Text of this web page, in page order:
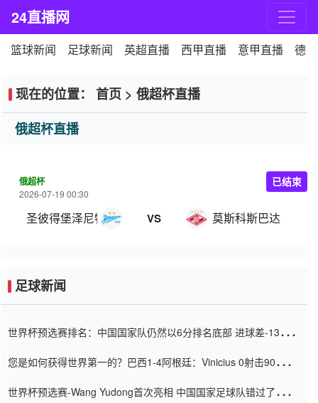
24直播网
篮球新闻 足球新闻 英超直播 西甲直播 意甲直播 德
现在的位置： 首页 > 俄超杯直播
俄超杯直播
俄超杯
2026-07-19 00:30
圣彼得堡泽尼特 VS 莫斯科斯巴达
已结束
足球新闻
世界杯预选赛排名：中国国家队仍然以6分排名底部 进球差-13令人
您是如何获得世界第一的？巴西1-4阿根廷：Vinicius 0射击90分钟
世界杯预选赛-Wang Yudong首次亮相 中国国家足球队错过了世界